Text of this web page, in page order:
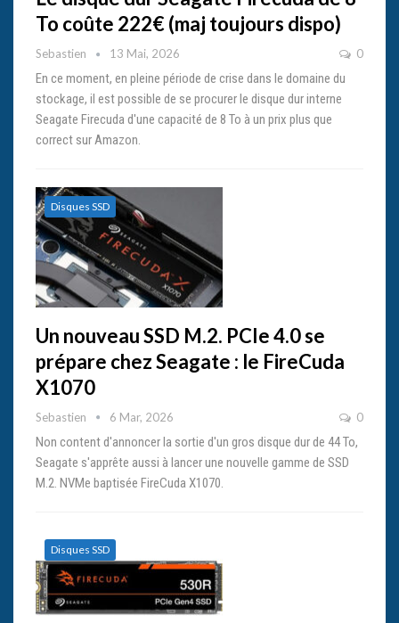
To coûte 222€ (maj toujours dispo)
Sebastien 13 Mai, 2026 0
En ce moment, en pleine période de crise dans le domaine du
stockage, il est possible de se procurer le disque dur interne
Seagate Firecuda d'une capacité de 8 To à un prix plus que
correct sur Amazon.
Disques SSD
Un nouveau SSD M.2. PCIe 4.0 se
prépare chez Seagate : le FireCuda
X1070
Sebastien 6 Mar, 2026 0
Non content d'annoncer la sortie d'un gros disque dur de 44 To,
Seagate s'apprête aussi à lancer une nouvelle gamme de SSD
M.2. NVMe baptisée FireCuda X1070.
Disques SSD